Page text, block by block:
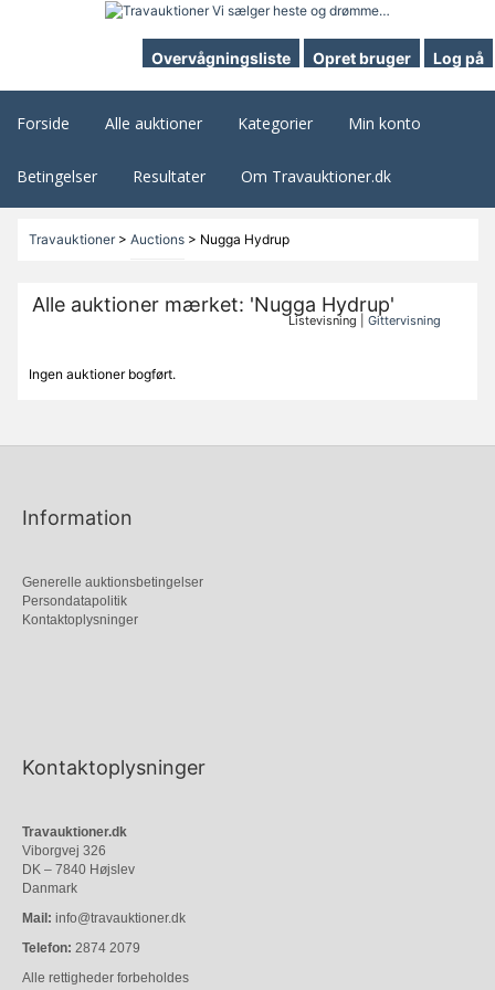
Overvågningsliste Opret bruger Log på
Forside Alle auktioner Kategorier Min konto
Betingelser Resultater Om Travauktioner.dk
Travauktioner> Auctions> Nugga Hydrup
Alle auktioner mærket: 'Nugga Hydrup'
Listevisning |Gittervisning
Ingen auktioner bogført.
Information
Generelle auktionsbetingelser
Persondatapolitik
Kontaktoplysninger
Kontaktoplysninger
Travauktioner.dk
Viborgvej 326
DK – 7840 Højslev
Danmark
Mail: info@travauktioner.dk
Telefon: 2874 2079
Alle rettigheder forbeholdes